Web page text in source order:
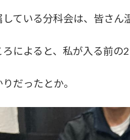
ている分科会は、皆さん
ろによると、私が入る前の
だったとか。